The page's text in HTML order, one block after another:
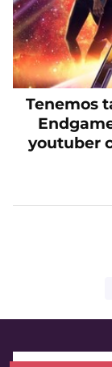
Tenemos
youtuber